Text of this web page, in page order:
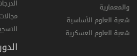
والمعمارية
شعبة العلوم الأساسية
شعبة العلوم العسكرية